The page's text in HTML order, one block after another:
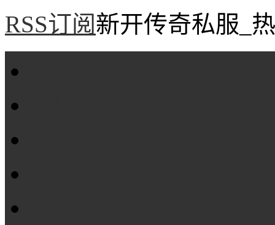
RSS订阅新开传奇私服_